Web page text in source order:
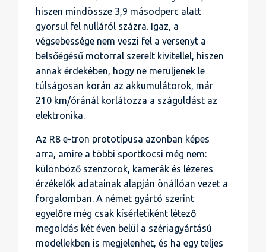
hiszen mindössze 3,9 másodperc alatt
gyorsul fel nulláról százra. Igaz, a
végsebessége nem veszi fel a versenyt a
belsőégésű motorral szerelt kivitellel, hiszen
annak érdekében, hogy ne merüljenek le
túlságosan korán az akkumulátorok, már
210 km/óránál korlátozza a száguldást az
elektronika.
Az R8 e-tron prototípusa azonban képes
arra, amire a többi sportkocsi még nem:
különböző szenzorok, kamerák és lézeres
érzékelők adatainak alapján önállóan vezet a
forgalomban. A német gyártó szerint
egyelőre még csak kísérletiként létező
megoldás két éven belül a szériagyártású
modellekben is megjelenhet, és ha egy teljes